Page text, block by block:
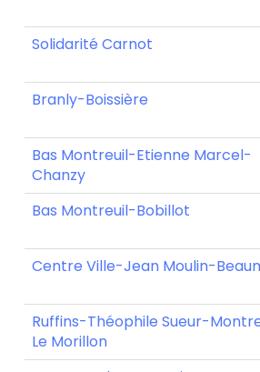
Solidarité Carnot
Branly-Boissière
Bas Montreuil-Etienne Marcel-
Chanzy
Bas Montreuil-Bobillot
Centre Ville-Jean Moulin-
Ruffins-Théophile Sueur-
Le Morillon